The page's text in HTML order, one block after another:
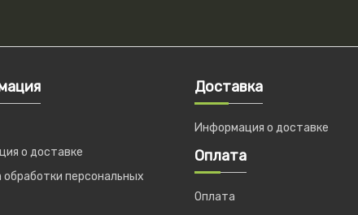
о доставке
обработки персональных
Доставка
Информация о доставке
Оплата
Оплата